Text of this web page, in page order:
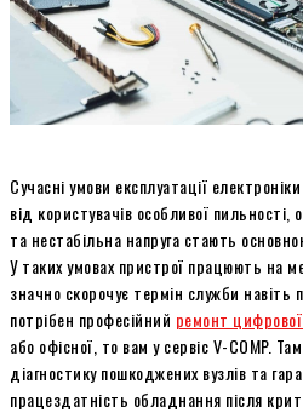
Сучасні умови експлуатації
від користувачів особливої пильності,
та нестабільна напруга стають
У таких умовах пристрої працюють на
значно скорочує термін служби
потрібен професійний ремонт цифрової
або офісної, то вам у сервіс V-COMP.
діагностику пошкоджених вузлів та
працездатність обладнання після